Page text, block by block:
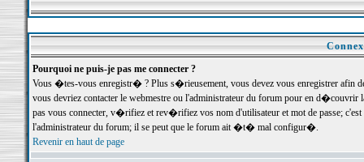
Pourquoi ne puis-je pas me connecter ?
Vous �tes-vous enregistr� ? Plus s�rieusement, vous devez vous enregistrer
vous devriez contacter le webmestre ou l'administrateur du forum pour en
pas vous connecter, v�rifiez et rev�rifiez vos nom d'utilisateur et mot de passe;
l'administrateur du forum; il se peut que le forum ait �t� mal configur�.
Revenir en haut de page